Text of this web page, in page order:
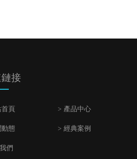
接
頁 > 產品中心
動態 > 經典案例
們